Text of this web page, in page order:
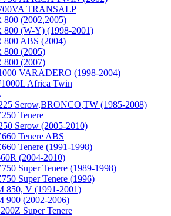
TRANSALP
800 (2002,2005)
800 (W-Y) (1998-2001)
800 ABS (2004)
800 (2005)
800 (2007)
VARADERO (1998-2004)
Africa Twin
Serow,BRONCO,TW (1985-2008)
Tenere
Serow (2005-2010)
Tenere ABS
Tenere (1991-1998)
(2004-2010)
Super Tenere (1989-1998)
Super Tenere (1996)
850, V (1991-2001)
900 (2002-2006)
Super Tenere